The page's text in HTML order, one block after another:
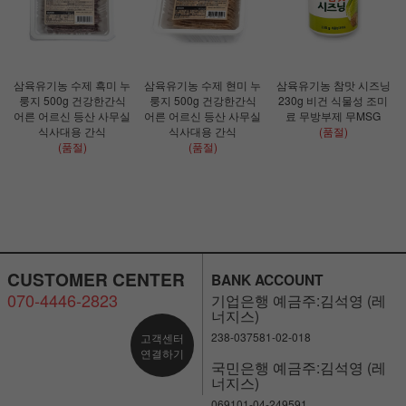
삼육유기농 수제 흑미 누
룽지 500g 건강한간식
어른 어르신 등산 사무실
식사대용 간식
(품절)
삼육유기농 수제 현미 누
룽지 500g 건강한간식
어른 어르신 등산 사무실
식사대용 간식
(품절)
삼육유기농 참맛 시즈닝
230g 비건 식물성 조미
료 무방부제 무MSG
(품절)
CUSTOMER CENTER
070-4446-2823
고객센터
연결하기
BANK ACCOUNT
기업은행 예금주:김석영 (레
너지스)
238-037581-02-018
국민은행 예금주:김석영 (레
너지스)